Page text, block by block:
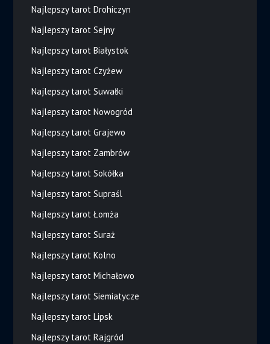
Najlepszy tarot Drohiczyn
Najlepszy tarot Sejny
Najlepszy tarot Białystok
Najlepszy tarot Czyżew
Najlepszy tarot Suwałki
Najlepszy tarot Nowogród
Najlepszy tarot Grajewo
Najlepszy tarot Zambrów
Najlepszy tarot Sokółka
Najlepszy tarot Supraśl
Najlepszy tarot Łomża
Najlepszy tarot Suraż
Najlepszy tarot Kolno
Najlepszy tarot Michałowo
Najlepszy tarot Siemiatycze
Najlepszy tarot Lipsk
Najlepszy tarot Rajgród